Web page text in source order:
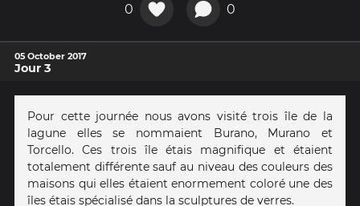
0 0
05 October 2017
Jour 3
Pour cette journée nous avons visité trois île de la
lagune elles se nommaient Burano, Murano et
Torcello. Ces trois île étais magnifique et étaient
totalement différente sauf au niveau des couleurs des
maisons qui elles étaient enormement coloré une des
îles étais spécialisé dans la sculptures de verres.